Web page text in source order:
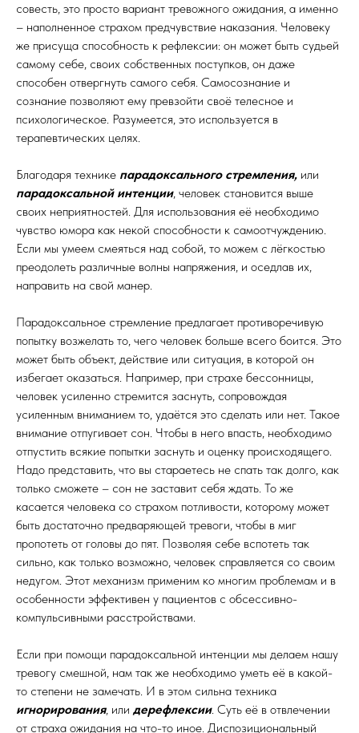
совесть, это просто вариант тревожного ожидания, а именно
– наполненное страхом предчувствие наказания. Человеку
же присуща способность к рефлексии: он может быть судьей
самому себе, своих собственных поступков, он даже
способен отвергнуть самого себя. Самосознание и
сознание позволяют ему превзойти своё телесное и
психологическое. Разумеется, это используется в
терапевтических целях.
Благодаря технике парадоксального стремления, или
парадоксальной интенции, человек становится выше
своих неприятностей. Для использования её необходимо
чувство юмора как некой способности к самоотчуждению.
Если мы умеем смеяться над собой, то можем с лёгкостью
преодолеть различные волны напряжения, и оседлав их,
направить на свой манер.
Парадоксальное стремление предлагает противоречивую
попытку возжелать то, чего человек больше всего боится. Это
может быть объект, действие или ситуация, в которой он
избегает оказаться. Например, при страхе бессонницы,
человек усиленно стремится заснуть, сопровождая
усиленным вниманием то, удаётся это сделать или нет. Такое
внимание отпугивает сон. Чтобы в него впасть, необходимо
отпустить всякие попытки заснуть и оценку происходящего.
Надо представить, что вы стараетесь не спать так долго, как
только сможете – сон не заставит себя ждать. То же
касается человека со страхом потливости, которому может
быть достаточно предваряющей тревоги, чтобы в миг
пропотеть от головы до пят. Позволяя себе вспотеть так
сильно, как только возможно, человек справляется со своим
недугом. Этот механизм применим ко многим проблемам и в
особенности эффективен у пациентов с обсессивно-
компульсивными расстройствами.
Если при помощи парадоксальной интенции мы делаем нашу
тревогу смешной, нам так же необходимо уметь её в какой-
то степени не замечать. И в этом сильна техника
игнорирования, или дерефлексии. Суть её в отвлечении
от страха ожидания на что-то иное. Диспозициональный